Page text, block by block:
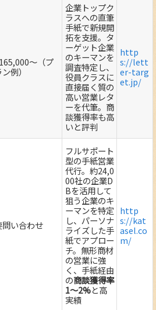
～（プ
例）
企業トップク
ラスへの直筆
手紙で新規開
拓を支援。タ
ーゲット企業
のキーマンを
調査特定し、
役員クラスに
直接届く質の
高い営業レタ
ーを代筆。商
談獲得率も高
いと評判
http
s://lett
er-targ
et.jp/
問い合わせ
フルサポート
型の手紙営業
代行。約24,0
00社の企業D
Bを活用して
狙う企業のキ
ーマンを特定
し、パーソナ
ライズした手
紙でアプロー
チ。無形商材
の営業に強
く、手紙経由
の商談獲得率
1～2%と高
実績
http
s://kat
asel.co
m/